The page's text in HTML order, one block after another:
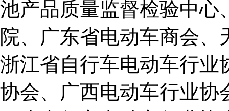
池产品质量监督检验中心
院、广东省电动车商会
浙江省自行车电动车行业
协会、广西电动车行业协